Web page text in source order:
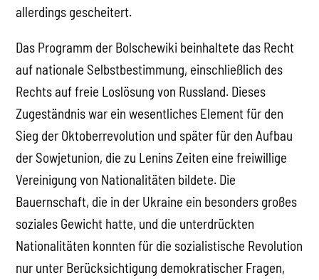
allerdings gescheitert.
Das Programm der Bolschewiki beinhaltete das Recht
auf nationale Selbstbestimmung, einschließlich des
Rechts auf freie Loslösung von Russland. Dieses
Zugeständnis war ein wesentliches Element für den
Sieg der Oktoberrevolution und später für den Aufbau
der Sowjetunion, die zu Lenins Zeiten eine freiwillige
Vereinigung von Nationalitäten bildete. Die
Bauernschaft, die in der Ukraine ein besonders großes
soziales Gewicht hatte, und die unterdrückten
Nationalitäten konnten für die sozialistische Revolution
nur unter Berücksichtigung demokratischer Fragen,